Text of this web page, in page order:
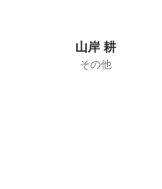
山岸 耕
その他